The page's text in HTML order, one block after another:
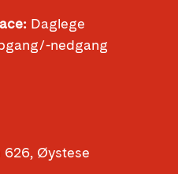
Daglege
nedgang
626, Øystese